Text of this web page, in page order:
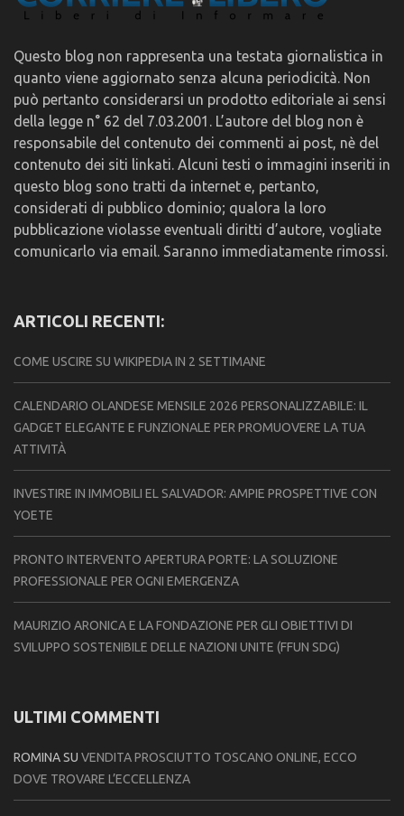
Questo blog non rappresenta una testata giornalistica in
quanto viene aggiornato senza alcuna periodicità. Non
può pertanto considerarsi un prodotto editoriale ai sensi
della legge n° 62 del 7.03.2001. L’autore del blog non è
responsabile del contenuto dei commenti ai post, nè del
contenuto dei siti linkati. Alcuni testi o immagini inseriti in
questo blog sono tratti da internet e, pertanto,
considerati di pubblico dominio; qualora la loro
pubblicazione violasse eventuali diritti d’autore, vogliate
comunicarlo via email. Saranno immediatamente rimossi.
ARTICOLI RECENTI:
COME USCIRE SU WIKIPEDIA IN 2 SETTIMANE
CALENDARIO OLANDESE MENSILE 2026 PERSONALIZZABILE: IL
GADGET ELEGANTE E FUNZIONALE PER PROMUOVERE LA TUA
ATTIVITÀ
INVESTIRE IN IMMOBILI EL SALVADOR: AMPIE PROSPETTIVE CON
YOETE
PRONTO INTERVENTO APERTURA PORTE: LA SOLUZIONE
PROFESSIONALE PER OGNI EMERGENZA
MAURIZIO ARONICA E LA FONDAZIONE PER GLI OBIETTIVI DI
SVILUPPO SOSTENIBILE DELLE NAZIONI UNITE (FFUN SDG)
ULTIMI COMMENTI
ROMINASU VENDITA PROSCIUTTO TOSCANO ONLINE, ECCO
DOVE TROVARE L’ECCELLENZA